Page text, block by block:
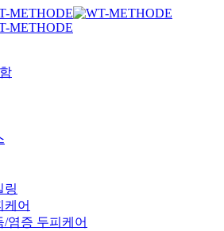
피케어 브랜드
피케어 브랜드
링
케어
/염증 두피케어